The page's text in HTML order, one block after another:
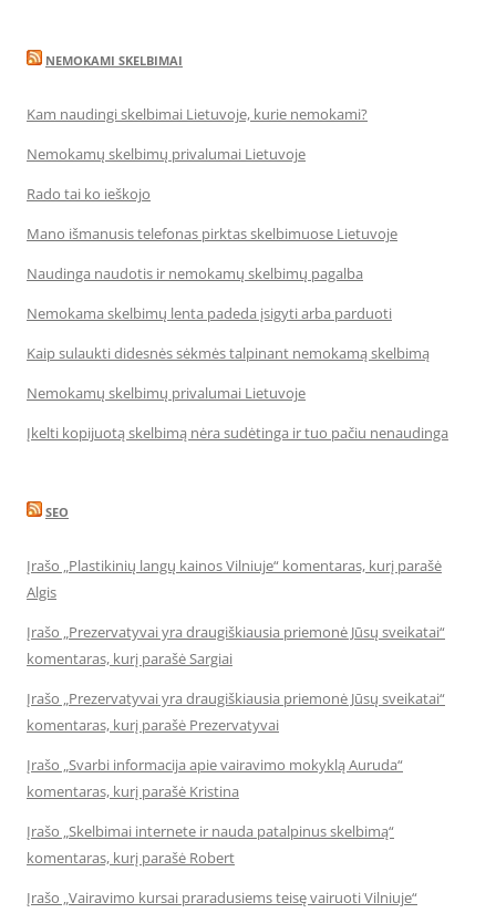
NEMOKAMI SKELBIMAI
Kam naudingi skelbimai Lietuvoje, kurie nemokami?
Nemokamų skelbimų privalumai Lietuvoje
Rado tai ko ieškojo
Mano išmanusis telefonas pirktas skelbimuose Lietuvoje
Naudinga naudotis ir nemokamų skelbimų pagalba
Nemokama skelbimų lenta padeda įsigyti arba parduoti
Kaip sulaukti didesnės sėkmės talpinant nemokamą skelbimą
Nemokamų skelbimų privalumai Lietuvoje
Įkelti kopijuotą skelbimą nėra sudėtinga ir tuo pačiu nenaudinga
SEO
Įrašo „Plastikinių langų kainos Vilniuje“ komentaras, kurį parašė
Algis
Įrašo „Prezervatyvai yra draugiškiausia priemonė Jūsų sveikatai“
komentaras, kurį parašė Sargiai
Įrašo „Prezervatyvai yra draugiškiausia priemonė Jūsų sveikatai“
komentaras, kurį parašė Prezervatyvai
Įrašo „Svarbi informacija apie vairavimo mokyklą Auruda“
komentaras, kurį parašė Kristina
Įrašo „Skelbimai internete ir nauda patalpinus skelbimą“
komentaras, kurį parašė Robert
Įrašo „Vairavimo kursai praradusiems teisę vairuoti Vilniuje“